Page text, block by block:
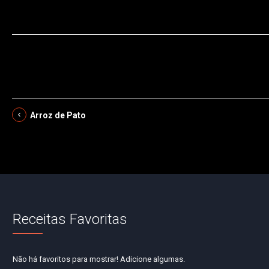
Arroz de Pato
Receitas Favoritas
Não há favoritos para mostrar! Adicione algumas.